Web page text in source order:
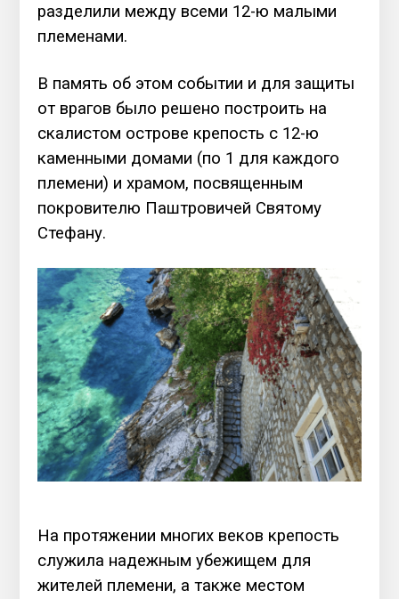
разделили между всеми 12-ю малыми
племенами.
В память об этом событии и для защиты
от врагов было решено построить на
скалистом острове крепость с 12-ю
каменными домами (по 1 для каждого
племени) и храмом, посвященным
покровителю Паштровичей Святому
Стефану.
На протяжении многих веков крепость
служила надежным убежищем для
жителей племени, а также местом